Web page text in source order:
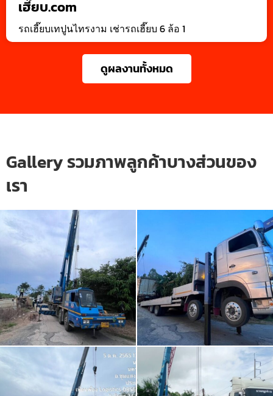
เฮี๊ยบ.com
รถเฮี๊ยบเทปูนไทรงาม เช่ารถเฮี๊ยบ 6 ล้อ 1
ดูผลงานทั้งหมด
Gallery รวมภาพลูกค้าบางส่วนของ
เรา